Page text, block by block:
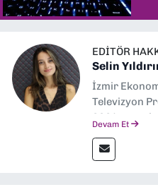
EDITÖR
Selin
İzmir
Televizyon
2024
editörlük
Devam Et